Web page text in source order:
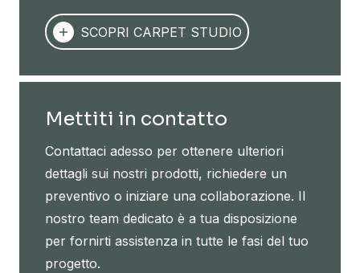
SCOPRI CARPET STUDIO
Mettiti in contatto
Contattaci adesso per ottenere ulteriori
dettagli sui nostri prodotti, richiedere un
preventivo o iniziare una collaborazione. Il
nostro team dedicato è a tua disposizione
per fornirti assistenza in tutte le fasi del tuo
progetto.